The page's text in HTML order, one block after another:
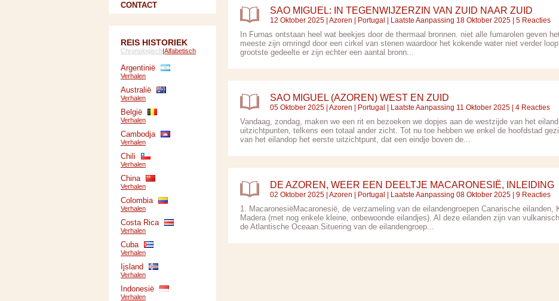
SAO MIGUEL: IN TEGENWIJZERZIN VAN ZUID NAAR ZUID
12 Oktober 2025 | Azoren | Portugal | Laatste Aanpassing 18 Oktober 2025 | 5 Reacties
In Furnas ontstaan heel wat beekjes door de thermaal bronnen. niet alle fumarolen geven
meeste zijn omringd door een cirkel van stenen waardoor het kokende water niet verder
grootste gedeelte er zijn echter een aantal bronn...
SAO MIGUEL (AZOREN) WEST EN ZUID
05 Oktober 2025 | Azoren | Portugal | Laatste Aanpassing 11 Oktober 2025 | 4 Reacties
Vandaag, zondag, maken we een rit en bezoeken we dopjes aan de westzijde van het
uitzichtpunten, telkens een totaal ander zicht. Tot nu toe hebben we enkel de hoofdstad
van het eilandop het eerste uitzichtpunt, dat een eindje boven de...
DE AZOREN, WEER EEN DEELTJE MACARONESIË, INLEIDING
02 Oktober 2025 | Azoren | Portugal | Laatste Aanpassing 08 Oktober 2025 | 9 Reacties
1. MacaronesiëMacaronesië, de verzameling van de eilandengroepen Canarische eilanden,
Madera (met nog enkele kleine, onbewoonde eilandjes). Al deze eilanden zijn van
de Atlantische Oceaan.Situering van de eilandengroep...
CONTACT
REIS HISTORIEK
Chronologisch|Alfabetisch
Argentinië
Verhalen
Australië
Verhalen
België
Verhalen
Cambodja
Verhalen
Chili
Verhalen
China
Verhalen
Colombia
Verhalen
Costa Rica
Verhalen
Cuba
Verhalen
Ijsland
Verhalen
Indonesië
Verhalen